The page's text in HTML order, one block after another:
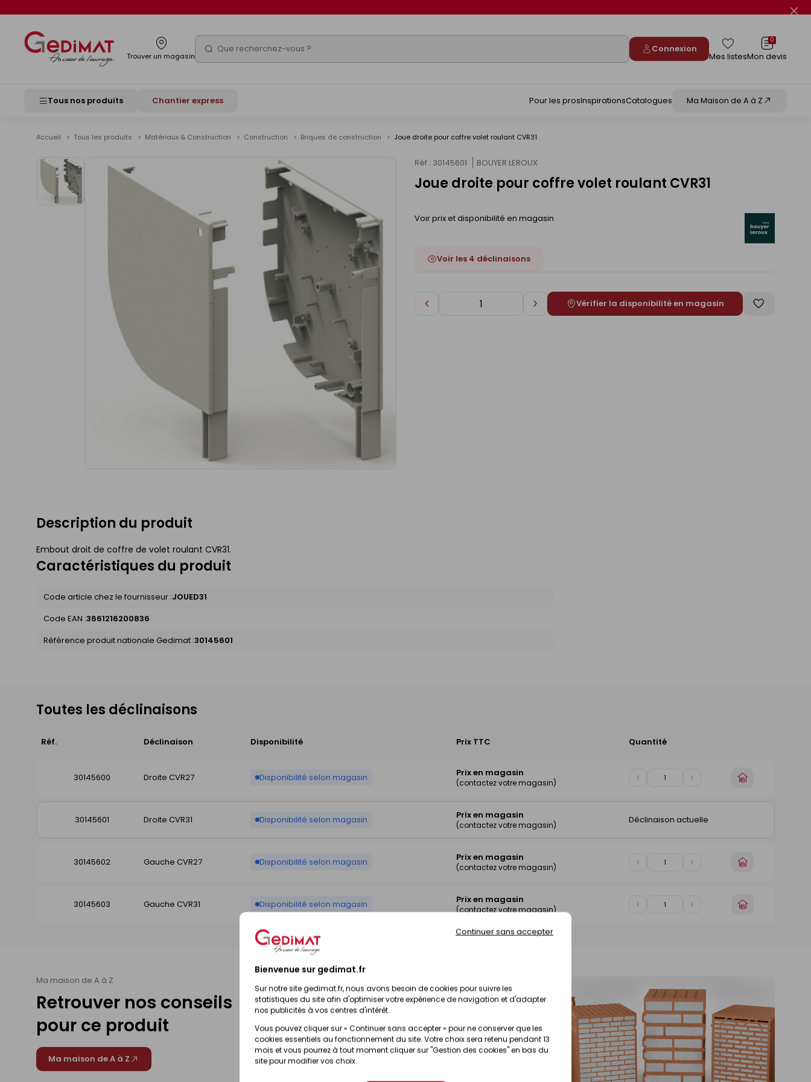
Bienvenue sur gedimat.fr
Sur notre site gedimat.fr, nous avons besoin de cookies pour suivre les
statistiques du site afin d'optimiser votre expérience de navigation et d'adapter
nos publicités à vos centres d'intérêt.
Vous pouvez cliquer sur « Continuer sans accepter » pour ne conserver que les
cookies essentiels au fonctionnement du site. Votre choix sera retenu pendant 13
mois et vous pourrez à tout moment cliquer sur "Gestion des cookies" en bas du
site pour modifier vos choix.
Continuer sans accepter
Trouver un magasin Rechercher Connexion
Mes listes
0
Mon devis
Tous nos produits Chantier express Pour les prosInspirationsCatalogues Ma Maison de A à Z
Accueil Tous les produits Matériaux & Construction Construction Briques de construction Joue droite pour coffre volet roulant CVR31
Réf : 30145601 BOUYER LEROUX
Joue droite pour coffre volet roulant CVR31
Voir prix et disponibilité en magasin
Voir les 4 déclinaisons
Diminuer AugmenterVérifier la disponibilité en magasin
Enregistrer
Description du produit
Embout droit de coffre de volet roulant CVR31.
Caractéristiques du produit
Code article chez le fournisseur :JOUED31
Code EAN :3661216200836
Référence produit nationale Gedimat :30145601
Toutes les déclinaisons
Réf. Déclinaison Disponibilité Prix TTC Quantité
30145600 Droite CVR27 Disponibilité selon magasin Prix en magasin
(contactez votre magasin)
Diminuer
Augmenter
Choisir
30145601
Droite CVR31 Disponibilité selon magasin Prix en magasin
(contactez votre magasin) Déclinaison actuelle
30145602 Gauche CVR27 Disponibilité selon magasin Prix en magasin
(contactez votre magasin)
Diminuer
Augmenter
Choisir
30145603
Gauche CVR31 Disponibilité selon magasin Prix en magasin
(contactez votre magasin)
Diminuer
Augmenter
Choisir
Ma maison de A à Z
Retrouver nos conseils
pour ce produit
Ma maison de A à Z